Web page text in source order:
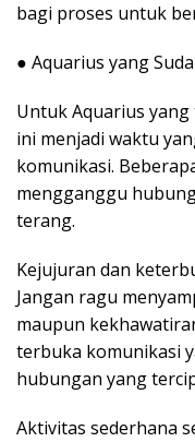
bagi proses untuk
● Aquarius yang
Untuk Aquarius
ini menjadi waktu
komunikasi.
mengganggu
terang.
Kejujuran dan
Jangan ragu
maupun
terbuka komunikasi
hubungan yang
Aktivitas sederhana